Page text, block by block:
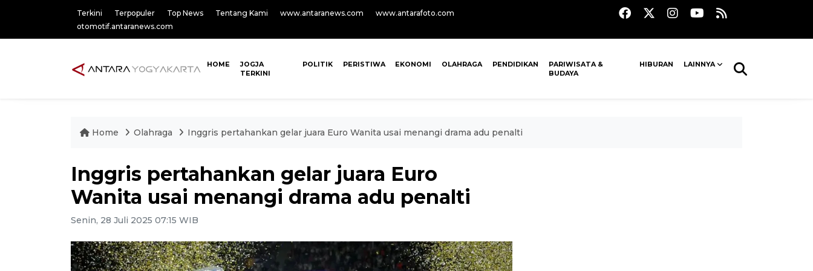
Terkini Terpopuler Top News Tentang Kami www.antaranews.com
www.antarafoto.com
otomotif.antaranews.com
HOME
JOGJA
TERKINI
POLITIK PERISTIWA EKONOMI OLAHRAGA PENDIDIKAN
PARIWISATA &
BUDAYA
HIBURAN LAINNYA
Home Olahraga Inggris pertahankan gelar juara Euro Wanita usai menangi drama adu penalti
Inggris pertahankan gelar juara Euro
Wanita usai menangi drama adu penalti
Senin, 28 Juli 2025 07:15 WIB